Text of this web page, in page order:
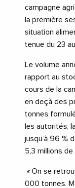
campagne
la première
situation
tenue du 23
Le volume
rapport au
cours de la
en deçà des
tonnes
les autorités,
jusqu’à 96 %
5,3 millions de
« On se
000 tonnes.